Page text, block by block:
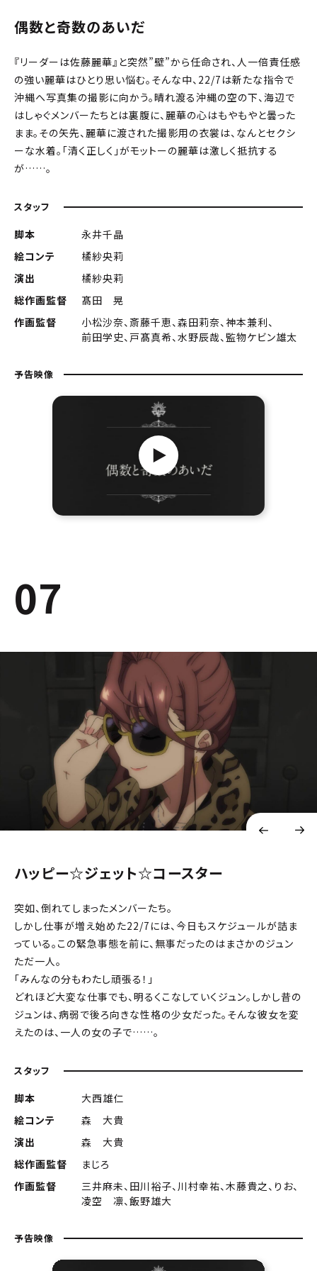
偶数と奇数のあいだ
『リーダーは佐藤麗華』と突然”壁”から任命され、人一倍責任感
の強い麗華はひとり思い悩む。そんな中、22/7は新たな指令で
沖縄へ写真集の撮影に向かう。晴れ渡る沖縄の空の下、海辺で
はしゃぐメンバーたちとは裏腹に、麗華の心はもやもやと曇った
まま。その矢先、麗華に渡された撮影用の衣裳は、なんとセクシ
ーな水着。「清く正しく」がモットーの麗華は激しく抵抗する
が……。
スタッフ
脚本
永井千晶
絵コンテ
橘紗央莉
演出
橘紗央莉
総作画監督
髙田 晃
作画監督
小松沙奈、斎藤千恵、森田莉奈、神本兼利、
前田学史、戸髙真希、水野辰哉、監物ケビン雄太
予告映像
07
ハッピー☆ジェット☆コースター
突如、倒れてしまったメンバーたち。
しかし仕事が増え始めた22/7には、今日もスケジュールが詰ま
っている。この緊急事態を前に、無事だったのはまさかのジュン
ただ一人。
「みんなの分もわたし頑張る！」
どれほど大変な仕事でも、明るくこなしていくジュン。しかし昔の
ジュンは、病弱で後ろ向きな性格の少女だった。そんな彼女を変
えたのは、一人の女の子で……。
スタッフ
脚本
大西雄仁
絵コンテ
森 大貴
演出
森 大貴
総作画監督
まじろ
作画監督
三井麻未、田川裕子、川村幸祐、木藤貴之、りお、
凌空 凛、飯野雄大
予告映像